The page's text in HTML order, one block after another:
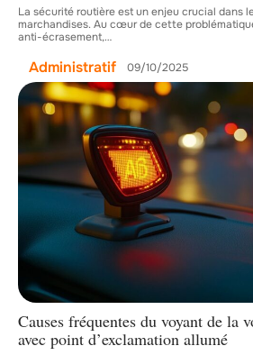
La sécurité routière est un enjeu crucial dans
marchandises. Au cœur de cette
anti-écrasement,…
Administratif 09/10/2025
Causes fréquentes du voyant de la
avec point d’exclamation allumé